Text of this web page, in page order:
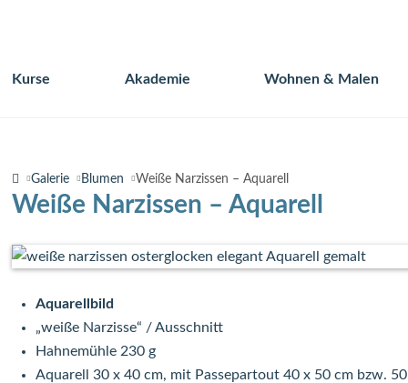
Navigation
Kurse Akademie Wohnen & Malen
Galerie Blumen Weiße Narzissen – Aquarell
Weiße Narzissen – Aquarell
Aquarellbild
„weiße Narzisse“ / Ausschnitt
Hahnemühle 230 g
Aquarell 30 x 40 cm, mit Passepartout 40 x 50 cm bzw.